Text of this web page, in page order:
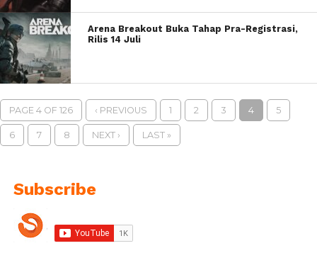
Arena Breakout Buka Tahap Pra-Registrasi,
Rilis 14 Juli
PAGE 4 OF 126 ‹ PREVIOUS 1 2 3 4 5
6 7 8 NEXT › LAST »
Subscribe